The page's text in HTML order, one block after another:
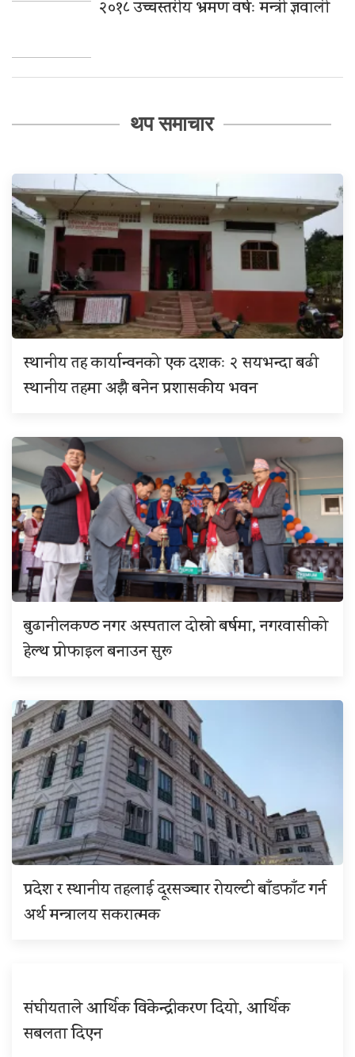
२०१८ उच्चस्तरीय भ्रमण वर्षः मन्त्री ज्ञवाली
थप समाचार
स्थानीय तह कार्यान्वनको एक दशकः २ सयभन्दा बढी
स्थानीय तहमा अझै बनेन प्रशासकीय भवन
बुढानीलकण्ठ नगर अस्पताल दोस्रो बर्षमा, नगरवासीको
हेल्थ प्रोफाइल बनाउन सुरू
प्रदेश र स्थानीय तहलाई दूरसञ्चार रोयल्टी बाँडफाँट गर्न
अर्थ मन्त्रालय सकरात्मक
संघीयताले आर्थिक विकेन्द्रीकरण दियो, आर्थिक
सबलता दिएन